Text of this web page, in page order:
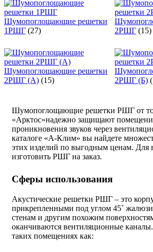
Шумопоглощающие решетки
1РШГ (27)
2РШГ (15)
Шумопоглощающие решетки
2РШГ (А) (15)
2РШГ (Б)
Шумопоглощающие решетки РШГ от
«Арктос»надежно защищают
проникновения звуков через
каталоге «А-Клим» вы найдете
этих изделий по выгодным ценам.
изготовить РШГ на заказ.
Сферы использования
Акустические решетки РШГ – это
прикрепленными под углом 45˚
стенам и другим похожим
оканчиваются вентиляционные
таких помещениях как: